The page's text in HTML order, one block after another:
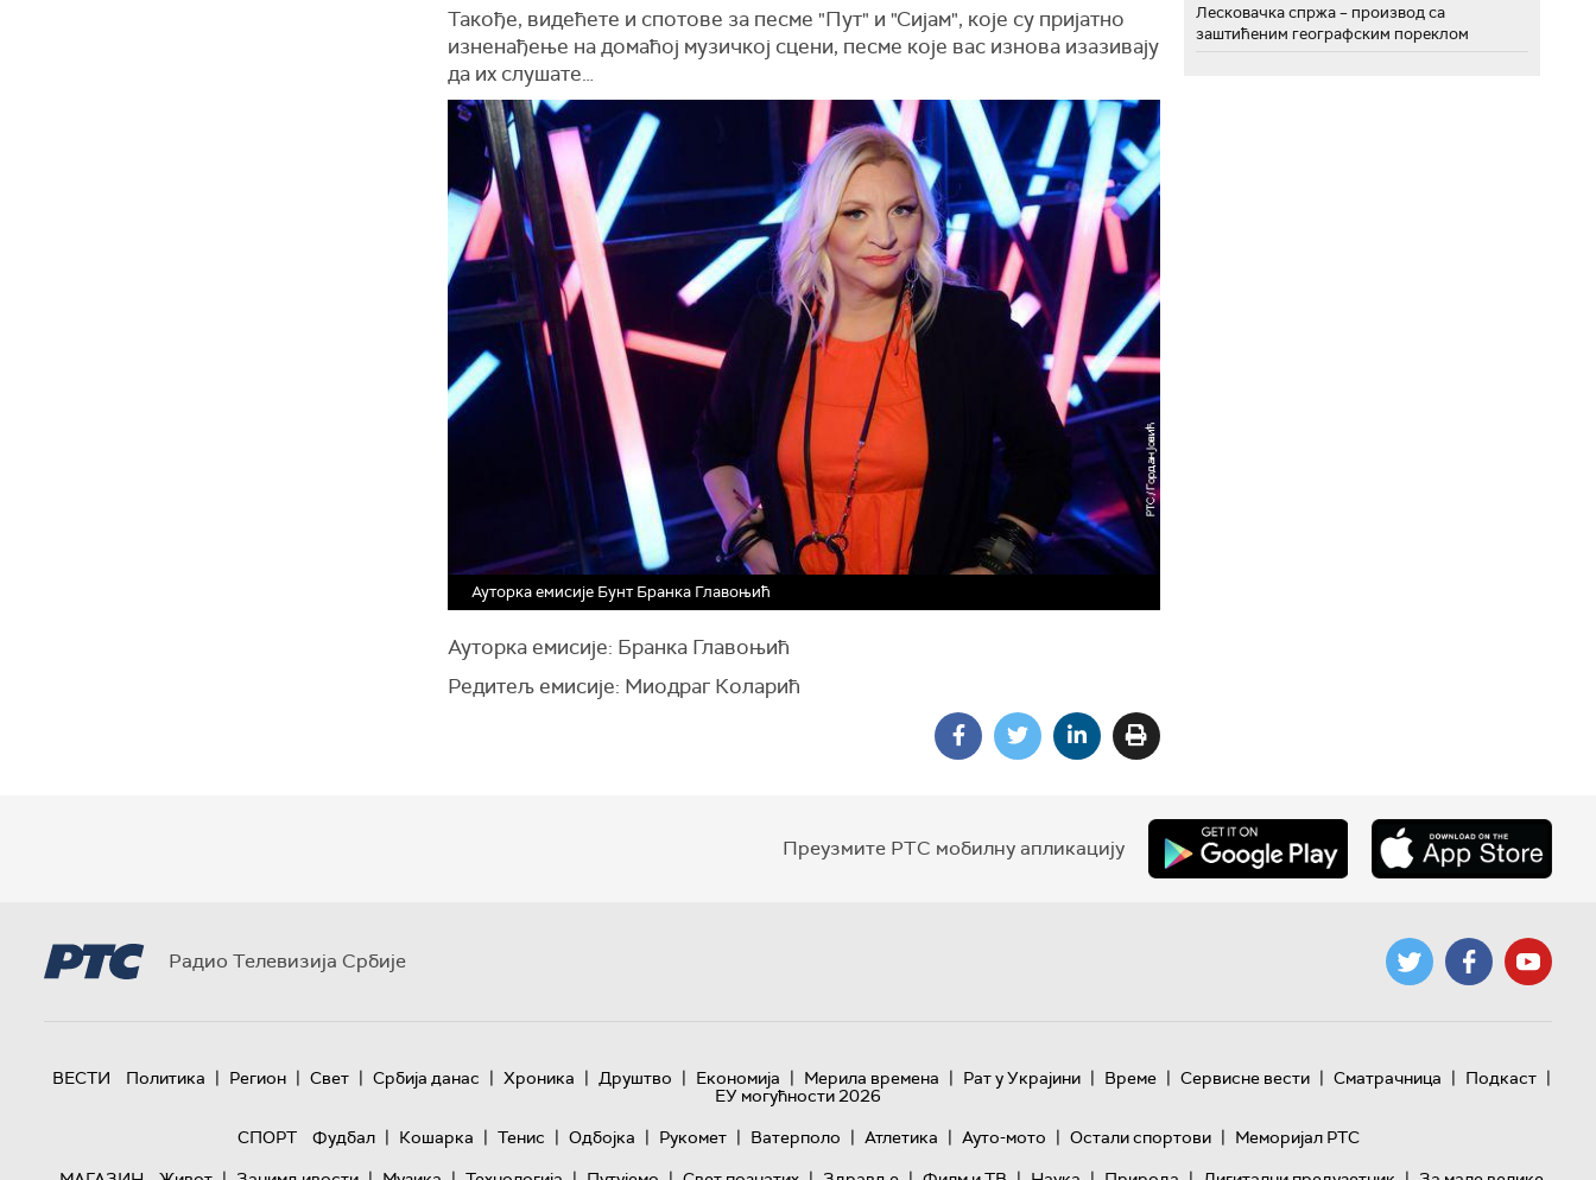
Такође, видећете и спотове за песме "Пут" и "Сијам", које су пријатно
изненађење на домаћој музичкој сцени, песме које вас изнова изазивају
да их слушате…
Ауторка емисије Бунт Бранка Главоњић
Ауторка емисије: Бранка Главоњић
Редитељ емисије: Миодраг Коларић
Лесковачка спржа – производ са
заштићеним географским пореклом
Преузмите РТС мобилну апликацију
Радио Телевизија Србије
ВЕСТИ Политика | Регион | Свет | Србија данас | Хроника | Друштво | Економија | Мерила времена | Рат у Украјини | Време | Сервисне вести | Сматрачница | Подкаст |
ЕУ могућности 2026
СПОРТ
Фудбал | Кошарка | Тенис | Одбојка | Рукомет | Ватерполо | Атлетика | Ауто-мото | Остали спортови | Меморијал РТС